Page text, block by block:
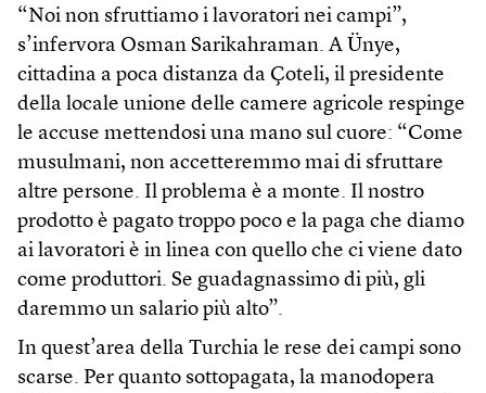
“Noi non sfruttiamo i lavoratori nei campi”,
s’infervora Osman Sarikahraman. A Ünye,
cittadina a poca distanza da Çoteli, il presidente
della locale unione delle camere agricole respinge
le accuse mettendosi una mano sul cuore: “Come
musulmani, non accetteremmo mai di sfruttare
altre persone. Il problema è a monte. Il nostro
prodotto è pagato troppo poco e la paga che diamo
ai lavoratori è in linea con quello che ci viene dato
come produttori. Se guadagnassimo di più, gli
daremmo un salario più alto”.
In quest’area della Turchia le rese dei campi sono
scarse. Per quanto sottopagata, la manodopera